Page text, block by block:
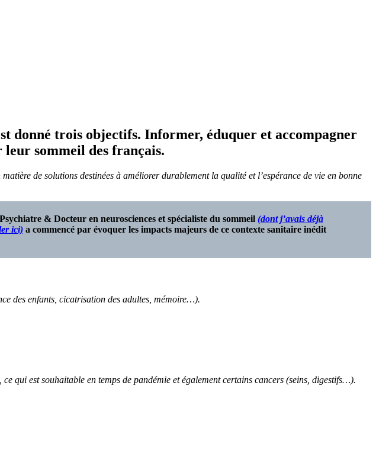
donné trois objectifs. Informer, éduquer et accompagner
sommeil des français.
matière de solutions destinées à améliorer durablement la qualité et l’espérance de vie en bonne
Psychiatre & Docteur en neurosciences et spécialiste du sommeil (dont j’avais déjà
ici)a commencé par évoquer les impacts majeurs de ce contexte sanitaire inédit
des enfants, cicatrisation des adultes, mémoire…).
, ce qui est souhaitable en temps de pandémie et également certains cancers (seins, digestifs…).